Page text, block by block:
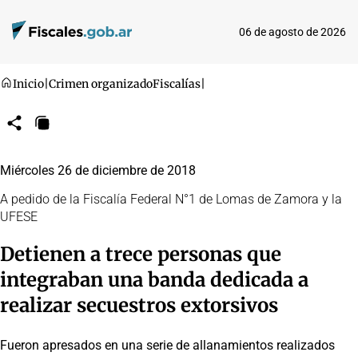
06 de agosto de 2026
Inicio Crimen organizadoFiscalías
CompartirCopiar
Miércoles 26 de diciembre de 2018
A pedido de la Fiscalía Federal N°1 de Lomas de Zamora y la
UFESE
Detienen a trece personas que
integraban una banda dedicada a
realizar secuestros extorsivos
Fueron apresados en una serie de allanamientos realizados